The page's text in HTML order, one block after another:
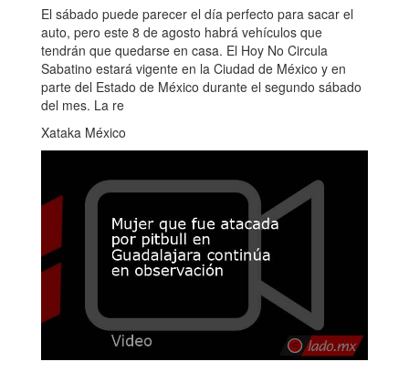
El sábado puede parecer el día perfecto para sacar el
auto, pero este 8 de agosto habrá vehículos que
tendrán que quedarse en casa. El Hoy No Circula
Sabatino estará vigente en la Ciudad de México y en
parte del Estado de México durante el segundo sábado
del mes. La re
Xataka México